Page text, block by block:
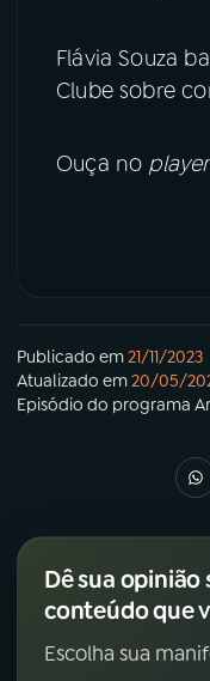
Flávia Souza
Clube sobre
Ouça no
Publicado em21/11/2023
Atualizado em20/05/
Episódio do programa
Dê sua
conteúdo que
Escolha sua